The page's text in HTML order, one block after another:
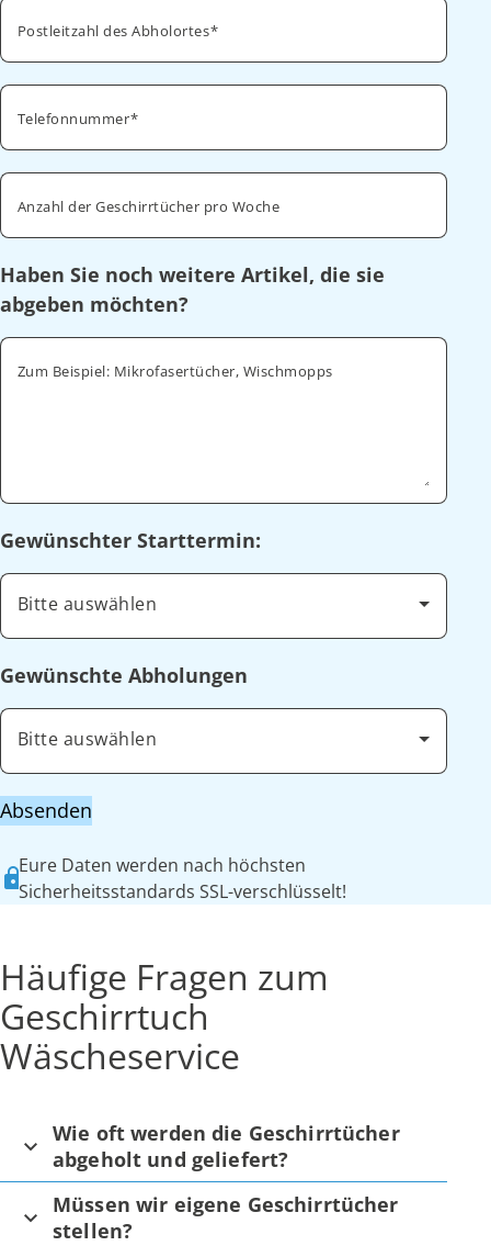
Postleitzahl des Abholortes
Telefonnummer
Anzahl der Geschirrtücher pro Woche
Haben Sie noch weitere Artikel, die sie
abgeben möchten?
Zum Beispiel: Mikrofasertücher, Wischmopps
Gewünschter Starttermin:
Bitte auswählen
Gewünschte Abholungen
Bitte auswählen
Absenden
Eure Daten werden nach höchsten
Sicherheitsstandards SSL-verschlüsselt!
Häufige Fragen zum
Geschirrtuch
Wäscheservice
Wie oft werden die Geschirrtücher
abgeholt und geliefert?
Müssen wir eigene Geschirrtücher
stellen?